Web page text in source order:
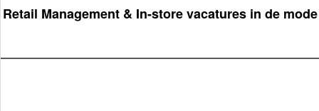
Retail Management & In-store vacatures in de mode